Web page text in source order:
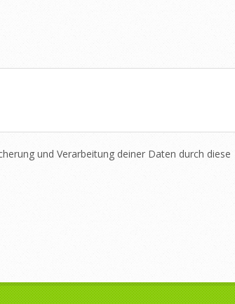
und Verarbeitung deiner Daten durch diese